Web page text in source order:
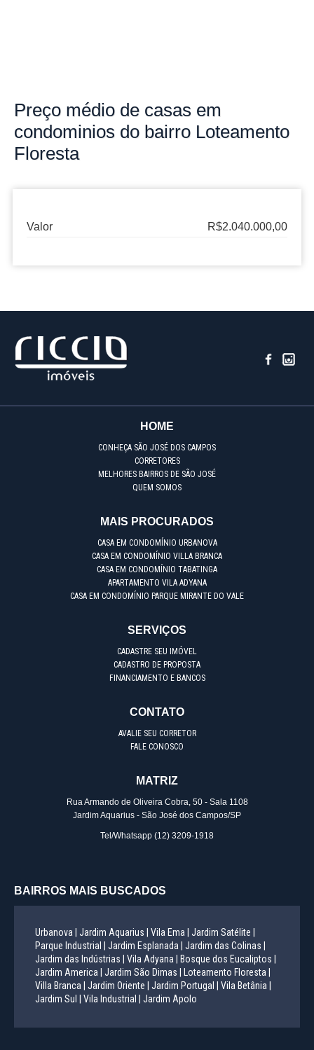
Preço médio de casas em
condominios do bairro Loteamento
Floresta
Valor R$2.040.000,00
HOME
CONHEÇA SÃO JOSÉ DOS CAMPOS
CORRETORES
MELHORES BAIRROS DE SÃO JOSÉ
QUEM SOMOS
MAIS PROCURADOS
CASA EM CONDOMÍNIO URBANOVA
CASA EM CONDOMÍNIO VILLA BRANCA
CASA EM CONDOMÍNIO TABATINGA
APARTAMENTO VILA ADYANA
CASA EM CONDOMÍNIO PARQUE MIRANTE DO VALE
SERVIÇOS
CADASTRE SEU IMÓVEL
CADASTRO DE PROPOSTA
FINANCIAMENTO E BANCOS
CONTATO
AVALIE SEU CORRETOR
FALE CONOSCO
MATRIZ
Rua Armando de Oliveira Cobra, 50 - Sala 1108
Jardim Aquarius - São José dos Campos/SP
Tel/Whatsapp (12) 3209-1918
BAIRROS MAIS BUSCADOS
Urbanova | Jardim Aquarius | Vila Ema |
Jardim Satélite |
Parque Industrial |
Jardim Esplanada |
Jardim das Colinas |
Jardim das Indústrias |
Vila Adyana |
Bosque dos Eucaliptos |
Jardim America |
Jardim São Dimas |
Loteamento Floresta |
Villa Branca |
Jardim Oriente | Jardim Portugal |
Vila Betânia |
Jardim Sul |
Vila Industrial | Jardim Apolo